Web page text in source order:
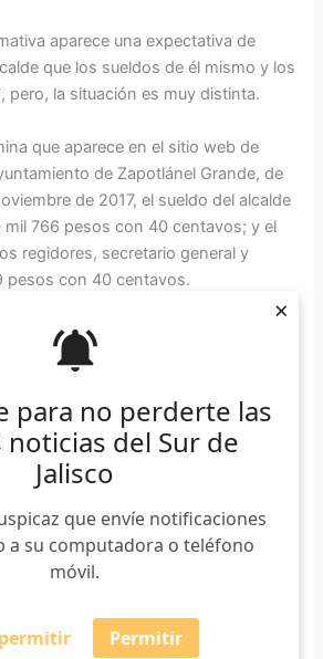
para no perderte las
del Sur de
Jalisco
que envíe notificaciones
a su computadora o teléfono
móvil.
Permitir
×
aparece una expectativa de
que los sueldos de él mismo y los
pero, la situación es muy distinta.
que aparece en el sitio web de
de Zapotlánel Grande, de
de 2017, el sueldo del alcalde
mil 766 pesos con 40 centavos; y el
regidores, secretario general y
pesos con 40 centavos.